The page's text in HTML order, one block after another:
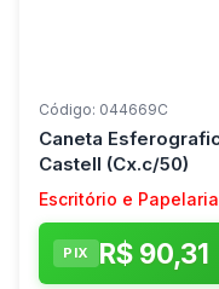
Código: 044669C
Caneta
Castell (Cx.c/50)
Escritório e Papelaria
PIX R$ 90,31